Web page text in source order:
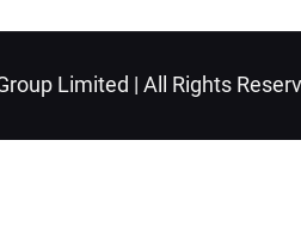
Limited | All Rights